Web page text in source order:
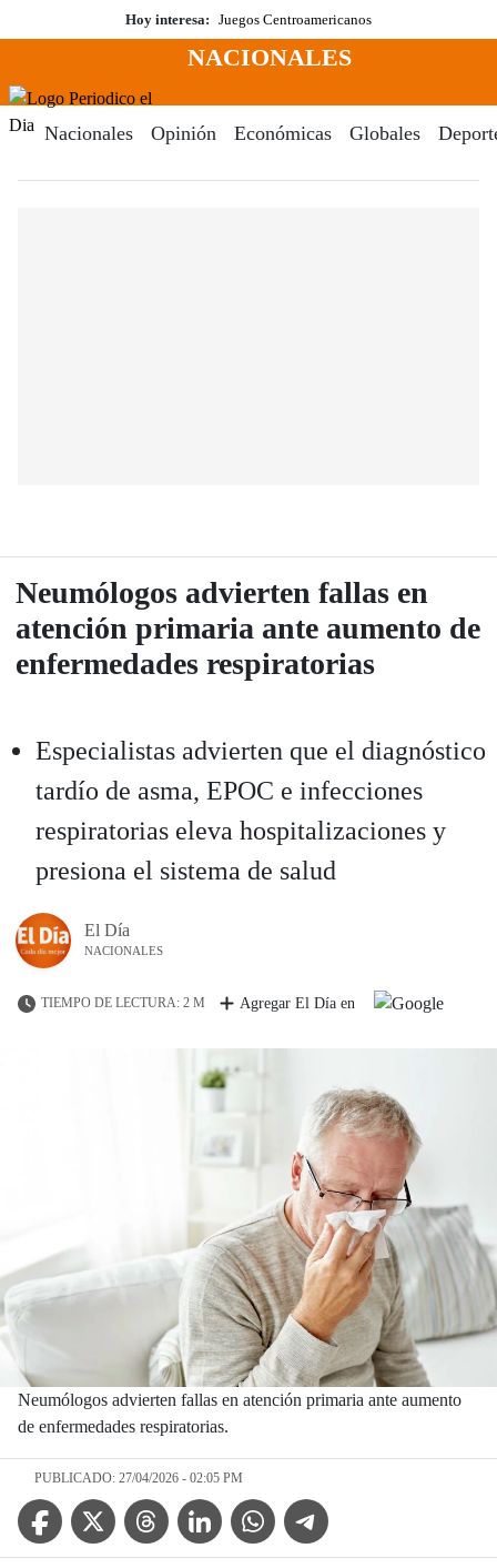
al
Hoy interesa: Juegos Centroamericanos
Menú
NACIONALES
Nacionales Opinión Económicas Globales
Neumólogos advierten fallas en
atención primaria ante aumento de
enfermedades respiratorias
Especialistas advierten que el diagnóstico
tardío de asma, EPOC e infecciones
respiratorias eleva hospitalizaciones y
presiona el sistema de salud
El Día
NACIONALES
TIEMPO DE LECTURA: 2 M Agregar El Día en
Neumólogos advierten fallas en atención primaria ante aumento
de enfermedades respiratorias.
PUBLICADO: 27/04/2026 - 02:05 PM
Facebook IconTwitter IconThreads IconLinkedin IconWhatsApp IconTelegram Icon